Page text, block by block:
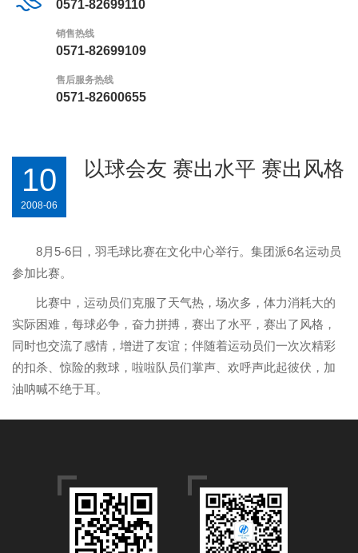
0571-82699110
销售热线
0571-82699109
售后服务热线
0571-82600655
10
2008-06
以球会友 赛出水平 赛出风格
8月 5-6日，羽毛球比赛在文化中心举行。集团派6名运动员
参加比赛。
比赛中，运动员们克服了天气热，场次多，体力消耗大的
实际困难，每球必争，奋力拼搏，赛出了水平，赛出了风格，
同时也交流了感情，增进了友谊；伴随着运动员们一次次精彩
的扣杀、惊险的救球，啦啦队员们掌声、欢呼声此起彼伏，加
油呐喊不绝于耳。